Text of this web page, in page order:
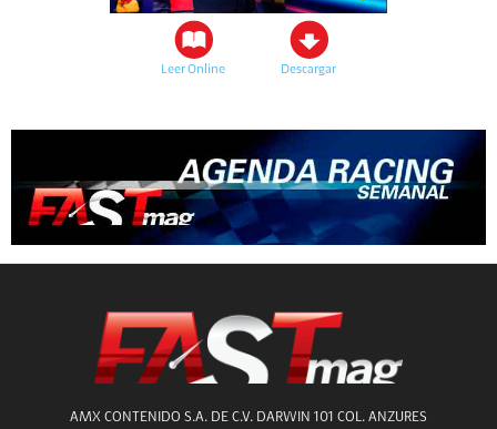
Leer Online Descargar
AMX CONTENIDO S.A. DE C.V. DARWIN 101 COL. ANZURES